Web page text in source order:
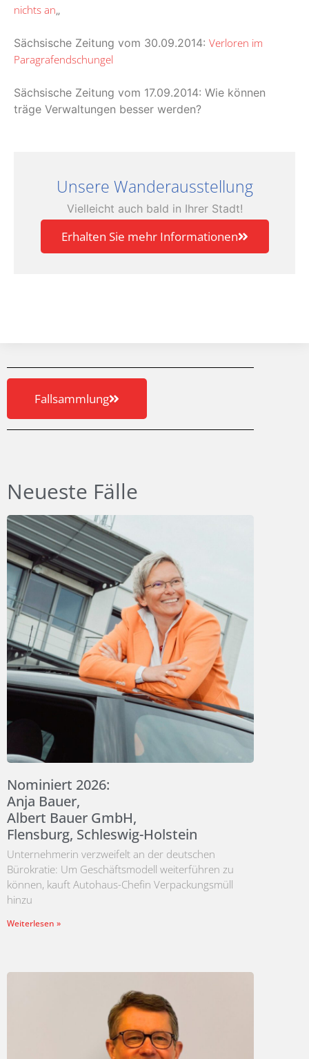
nichts an„
Sächsische Zeitung vom 30.09.2014: Verloren im
Paragrafendschungel
Sächsische Zeitung vom 17.09.2014: Wie können
träge Verwaltungen besser werden?
Unsere Wanderausstellung
Vielleicht auch bald in Ihrer Stadt!
Erhalten Sie mehr Informationen
Fallsammlung
Neueste Fälle
Nominiert 2026:
Anja Bauer,
Albert Bauer GmbH,
Flensburg, Schleswig-Holstein
Unternehmerin verzweifelt an der deutschen
Bürokratie: Um Geschäftsmodell weiterführen zu
können, kauft Autohaus-Chefin Verpackungsmüll
hinzu
Weiterlesen »